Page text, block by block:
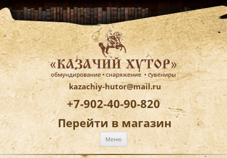
kazachiy-hutor@mail.ru
+7-902-40-90-820
Перейти в магазин
Меню Перейти
к
содержимому